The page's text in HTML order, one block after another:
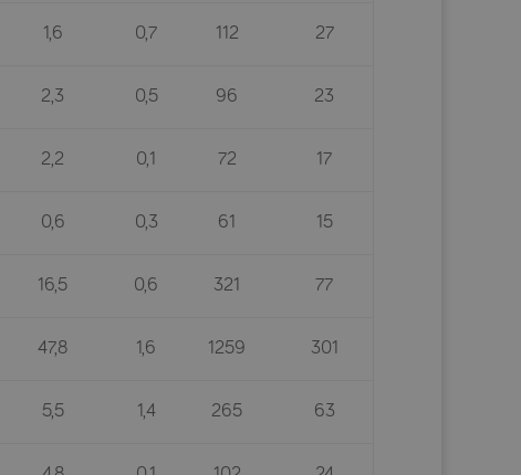
1,6 0,7 112 27
2,3 0,5 96 23
2,2 0,1 72 17
0,6 0,3 61 15
16,5 0,6 321 77
47,8 1,6 1259 301
5,5 1,4 265 63